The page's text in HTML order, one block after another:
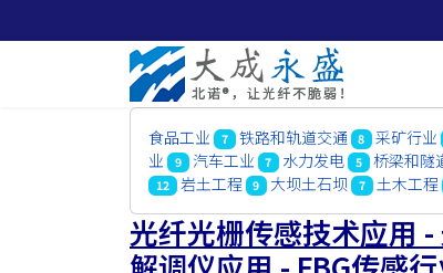
食品工业 7 铁路和轨道交通 8 采矿行业
业
9 汽车工业 7 水力发电 5 桥梁和隧
12 岩土工程 9 大坝土石坝 7 土木工程
光纤光栅传感技术应用